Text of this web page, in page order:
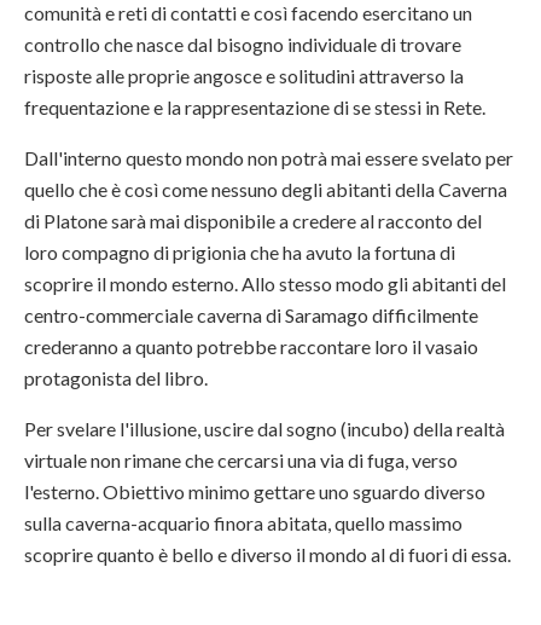
comunità e reti di contatti e così facendo esercitano un
controllo che nasce dal bisogno individuale di trovare
risposte alle proprie angosce e solitudini attraverso la
frequentazione e la rappresentazione di se stessi in Rete.
Dall'interno questo mondo non potrà mai essere svelato per
quello che è così come nessuno degli abitanti della Caverna
di Platone sarà mai disponibile a credere al racconto del
loro compagno di prigionia che ha avuto la fortuna di
scoprire il mondo esterno. Allo stesso modo gli abitanti del
centro-commerciale caverna di Saramago difficilmente
crederanno a quanto potrebbe raccontare loro il vasaio
protagonista del libro.
Per svelare l'illusione, uscire dal sogno (incubo) della realtà
virtuale non rimane che cercarsi una via di fuga, verso
l'esterno. Obiettivo minimo gettare uno sguardo diverso
sulla caverna-acquario finora abitata, quello massimo
scoprire quanto è bello e diverso il mondo al di fuori di essa.